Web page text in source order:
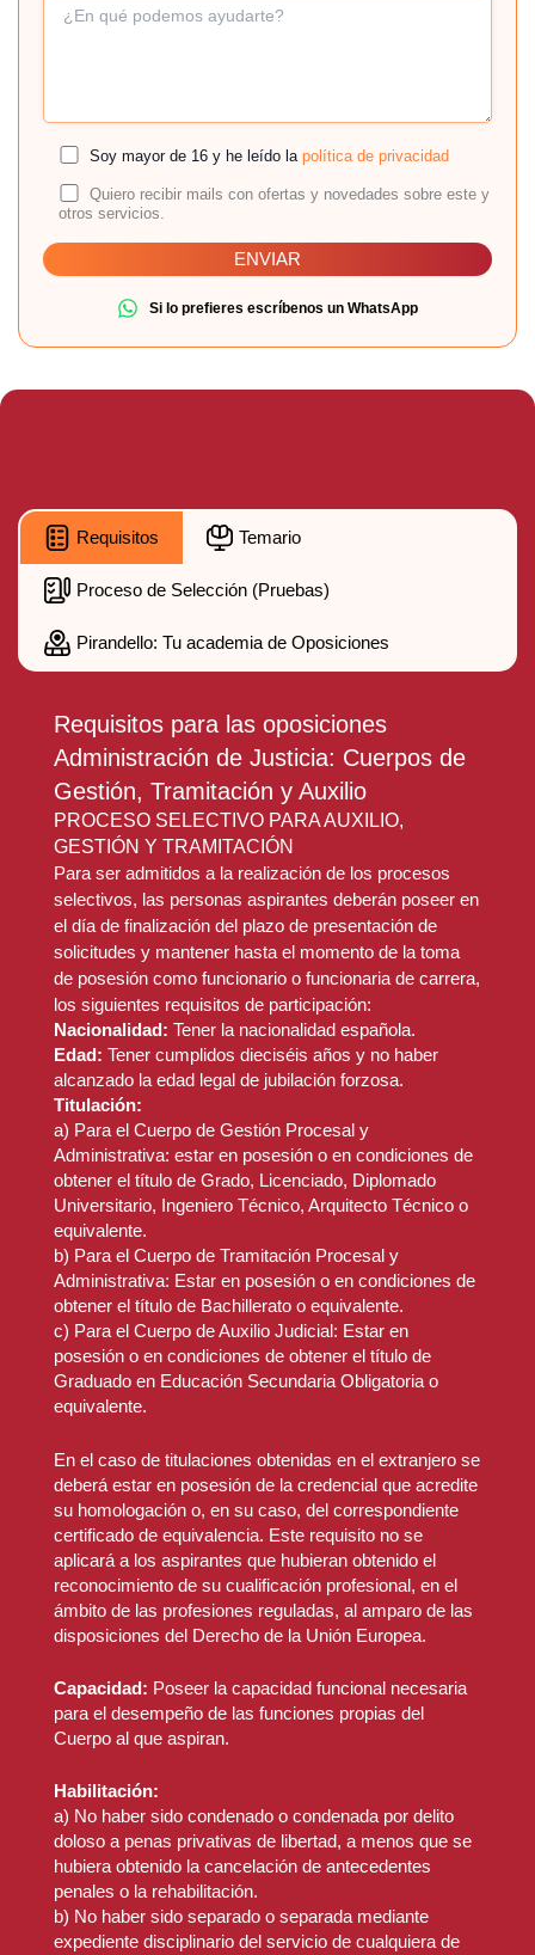
Soy mayor de 16 y he leído lapolítica de privacidad
Quiero recibir mails con ofertas y novedades sobre este y
otros servicios.
Si lo prefieres escríbenos un WhatsApp
Requisitos Temario
Proceso de Selección (Pruebas)
Pirandello: Tu academia de Oposiciones
Requisitos para las oposiciones
Administración de Justicia: Cuerpos de
Gestión, Tramitación y Auxilio
PROCESO SELECTIVO PARA AUXILIO,
GESTIÓN Y TRAMITACIÓN
Para ser admitidos a la realización de los procesos
selectivos, las personas aspirantes deberán poseer en
el día de finalización del plazo de presentación de
solicitudes y mantener hasta el momento de la toma
de posesión como funcionario o funcionaria de carrera,
los siguientes requisitos de participación:
Nacionalidad: Tener la nacionalidad española.
Edad: Tener cumplidos dieciséis años y no haber
alcanzado la edad legal de jubilación forzosa.
Titulación:
a) Para el Cuerpo de Gestión Procesal y
Administrativa: estar en posesión o en condiciones de
obtener el título de Grado, Licenciado, Diplomado
Universitario, Ingeniero Técnico, Arquitecto Técnico o
equivalente.
b) Para el Cuerpo de Tramitación Procesal y
Administrativa: Estar en posesión o en condiciones de
obtener el título de Bachillerato o equivalente.
c) Para el Cuerpo de Auxilio Judicial: Estar en
posesión o en condiciones de obtener el título de
Graduado en Educación Secundaria Obligatoria o
equivalente.
En el caso de titulaciones obtenidas en el extranjero se
deberá estar en posesión de la credencial que acredite
su homologación o, en su caso, del correspondiente
certificado de equivalencia. Este requisito no se
aplicará a los aspirantes que hubieran obtenido el
reconocimiento de su cualificación profesional, en el
ámbito de las profesiones reguladas, al amparo de las
disposiciones del Derecho de la Unión Europea.
Capacidad: Poseer la capacidad funcional necesaria
para el desempeño de las funciones propias del
Cuerpo al que aspiran.
Habilitación:
a) No haber sido condenado o condenada por delito
doloso a penas privativas de libertad, a menos que se
hubiera obtenido la cancelación de antecedentes
penales o la rehabilitación.
b) No haber sido separado o separada mediante
expediente disciplinario del servicio de cualquiera de
Tema 1. La Constitución española de 1978:
Estructura y contenido. Las atribuciones de la
Corona. Las Cortes Generales: Composición,
atribuciones y funcionamiento. La elaboración de
las leyes. El Tribunal Constitucional. Composición
y funciones.
Tema 2.Derecho de igualdad y no discriminación
por razón de género: especial referencia a la Ley
Orgánica 3/2007, para la Igualdad Efectiva de
Mujeres y Hombres. La Ley Orgánica 1/2004, de
Medidas de Protección Integral contra la Violencia
de Género. Antecedentes. Objeto y principios
rectores. Medidas de sensibilización, prevención
y detección. Derechos de las mujeres víctimas de
la violencia de género. Tutela institucional. Ley
15/2022, de 12 de julio, integral para la igualdad de
trato y la no discriminación. La Ley 4/2023, de 28
de febrero, para la igualdad real y efectiva de las
de las personas LGTBI.
Tema 3.El Gobierno y la Administración. El
Presidente del Gobierno. El Consejo de Ministros.
Organización administrativa española: Ministros,
Secretarios de Estado, Subsecretarios y
Directores Generales. La Administración periférica
del Estado. Los Delegados de Gobierno en la
Gobierno. La Secretaria de Estado de Justicia:
Principales competencias.
Constitución. Las Comunidades Autónomas: Su
constitución y competencias. Los Estatutos de
Autonomía. La Administración Local. La provincia
y el municipio.
Tema 5.La Unión Europea. Competencias de la
Unión Europea. Instituciones y órganos de la
Fase de oposición
Constará de tres ejercicios obligatorios
y eliminatorios. Todos los ejercicios
tendrán lugar en el mismo día y hora en
todas las sedes de examen, en un único
acto de examen, uno a continuación de
pruebas con respuestas alternativas se
publicarán en un plazo máximo de dos
días, a contar desde la finalización de la
prueba.
1.1 Primer ejercicio.
De carácter teórico, escrito y eliminatorio.
Consistirá en contestar un cuestionario-test sobre
las materias del programa detallado en el anexo
VI. Constará de 100 preguntas con cuatro
respuestas alternativas de las cuales sólo una es
La duración del ejercicio de será de 100 minutos.
Se calificará de 0 a 60 puntos.
Las preguntas acertadas se valorarán con 0,60
puntos; las preguntas no acertadas y las que
puntos; las preguntas no contestadas no serán
puntuadas.
corresponderá con el número de respuestas
acertadas, hecha la deducción de las no
acertadas. La nota mínima para superar el primer
ejercicio será de 30 puntos.
El cuestionario propuesto por el Tribunal
contendrá 104 preguntas, las 100 primeras